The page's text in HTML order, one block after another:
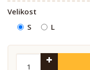
Velikost
S
L